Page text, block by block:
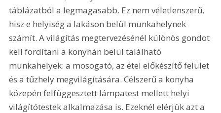
táblázatból a legmagasabb. Ez nem véletlenszerű,
hisz e helyiség a lakáson belül munkahelynek
számít. A világítás megtervezésénél különös gondot
kell fordítani a konyhán belül található
munkahelyek: a mosogató, az étel előkészítő felület
és a tűzhely megvilágítására. Célszerű a konyha
közepén felfüggesztett lámpatest mellett helyi
világítótestek alkalmazása is. Ezeknél elérjük azt a